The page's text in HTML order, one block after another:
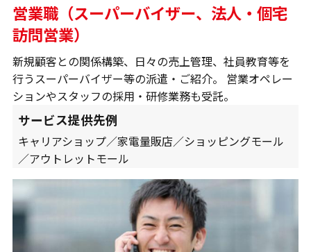
営業職（スーパーバイザー、法人・個宅
訪問営業）
新規顧客との関係構築、日々の売上管理、社員教育等を
行うスーパーバイザー等の派遣・ご紹介。 営業オペレー
ションやスタッフの採用・研修業務も受託。
サービス提供先例
キャリアショップ／家電量販店／ショッピングモール
／アウトレットモール